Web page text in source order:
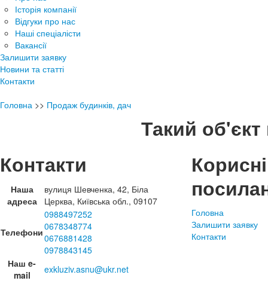
Історія компанії
Відгуки про нас
Наші спеціалісти
Вакансії
Залишити заявку
Новини та статті
Контакти
Головна >> Продаж будинків, дач
Такий об'єкт
Контакти
Наша
адреса
вулиця Шевченка, 42, Біла
Церква, Київська обл., 09107
Телефони
0988497252
0678348774
0676881428
0978843145
Наш e-
mail
exkluziv.asnu@ukr.net
Корисні
Головна
Залишити заявку
Контакти